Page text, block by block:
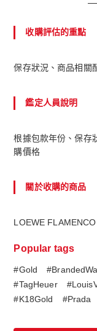
收購評估的重點
保存狀況、商品相關
鑑定人員說明
根據包款年份、保存
購價格
關於收購的商品
LOEWE FLAMENCO
Popular tags
#Gold
#TagHeuer
#K18Gold
#Prada